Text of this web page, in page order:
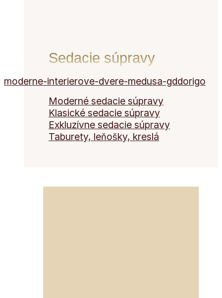
Sedacie súpravy
Moderné sedacie súpravy
Klasické sedacie súpravy
Exkluzívne sedacie súpravy
Taburety, leňošky, kreslá
moderne-interierove-dvere-medusa-gddorigo